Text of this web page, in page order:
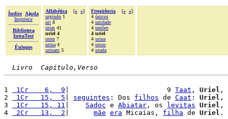
Índice
Ajuda
Imprimir
Biblioteca
IntraText
Èulogos
Alfabética [« »]
urgindo 1
uri 8
urias 41
uriel 4
urim 7
urina 4
urinam 3
Freqüência [« »]
4 únicos
4 unidade
4 uniões
4 uriel
4 urina
4 ursos
4 usada
Livro  Capítulo,Verso
1 1Cr    6,  9 |                        9 Taat , Uriel ,
2
1Cr   15,  5 seguintes : Dos filhos de Caat : Uriel ,
3
1Cr   15, 11 Sadoc e Abiatar , os levitas Uriel ,
4
2Cr   13,  2 mãe era Micaías, filha de Uriel .